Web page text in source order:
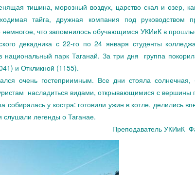
тишина, морозный воздух, царство скал и озер,
тайга, дружная компания под руководством
что запомнилось обучающимся УКИиК в
декадника с 22-го по 24 января студенты
парк Таганай. За три дня группа
и Откликной (1155).
очень гостеприимным. Все дни стояла солнечная,
насладиться видами, открывающимися с вершины
собиралась у костра: готовили ужин в котле, делились
слушали легенды о Таганае.
Преподаватель УКИиК